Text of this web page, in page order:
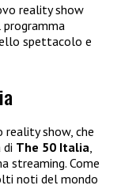
reality show
programma
spettacolo e
reality show, che
The 50 Italia,
streaming. Come
noti del mondo